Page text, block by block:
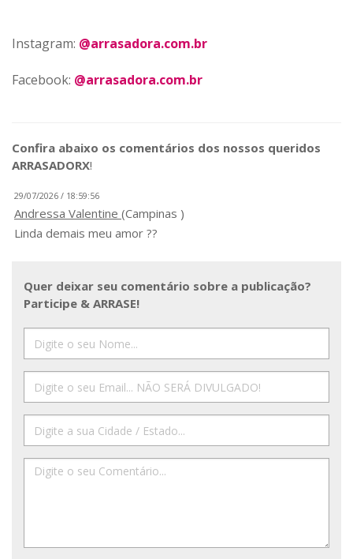
Instagram: @arrasadora.com.br
Facebook: @arrasadora.com.br
Confira abaixo os comentários dos nossos queridos
ARRASADORX!
29/07/2026 / 18:59:56
Andressa Valentine (Campinas )
Linda demais meu amor ??
Quer deixar seu comentário sobre a publicação?
Participe & ARRASE!